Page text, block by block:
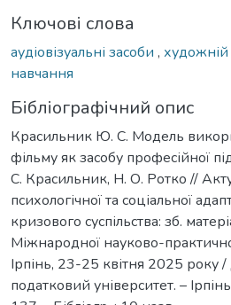
Ключові слова
аудіовізуальні засоби , художній
навчання
Бібліографічний опис
Красильник Ю. С. Модель
фільму як засобу професійної
С. Красильник, Н. О. Ротко //
психологічної та соціальної
кризового суспільства: зб.
Міжнародної науково-
Ірпінь, 23-25 квітня 2025
податковий університет. –